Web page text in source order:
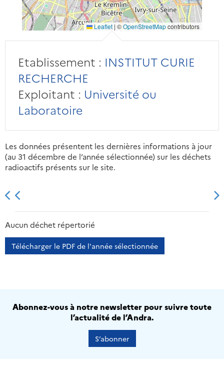
Leaflet | ©OpenStreetMapcontributors
Etablissement : INSTITUT CURIE
RECHERCHE
Exploitant : Université ou
Laboratoire
Les données présentent les dernières informations à jour
(au 31 décembre de l’année sélectionnée) sur les déchets
radioactifs présents sur le site.
2013 2014
Aucun déchet répertorié
Télécharger le PDF de l'année sélectionnée
Abonnez-vous à notre newsletter pour suivre toute
l’actualité de l’Andra.
S’abonner